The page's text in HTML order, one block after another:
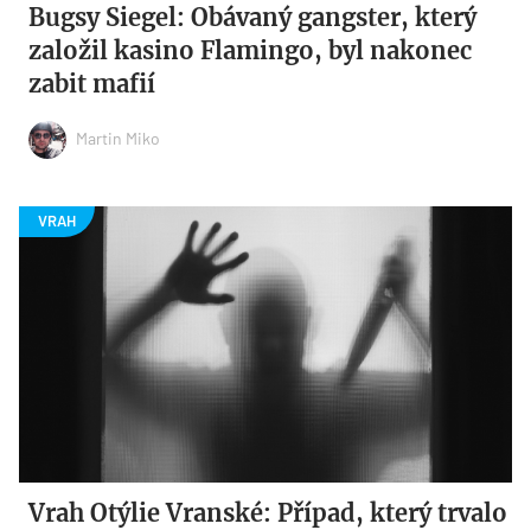
Bugsy Siegel: Obávaný gangster, který
založil kasino Flamingo, byl nakonec
zabit mafií
Martin Miko
Vrah Otýlie Vranské: Případ, který trvalo